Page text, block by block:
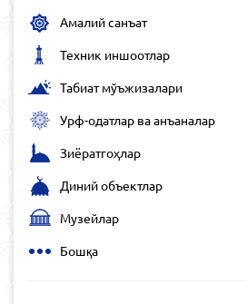
Амалий санъат
Техник иншоотлар
Табиат мўъжизалари
Урф-одатлар ва анъаналар
Зиёратгоҳлар
Диний объектлар
Музейлар
Бошқа